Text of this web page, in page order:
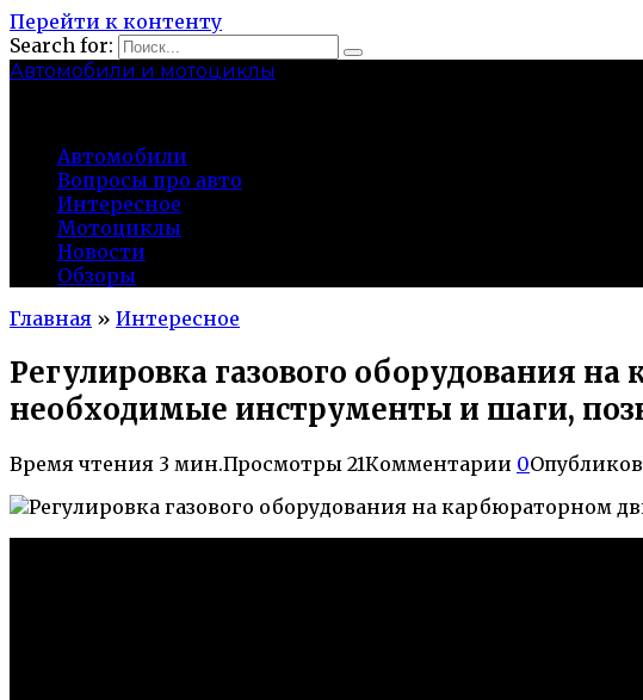
Перейти к контенту
Search for:
Автомобили и мотоциклы
Автомобили
Вопросы про авто
Интересное
Мотоциклы
Новости
Обзоры
Главная » Интересное
Регулировка газового оборудования
необходимые инструменты и шаги,
Время чтения 3 мин.Просмотры 21Комментарии 0